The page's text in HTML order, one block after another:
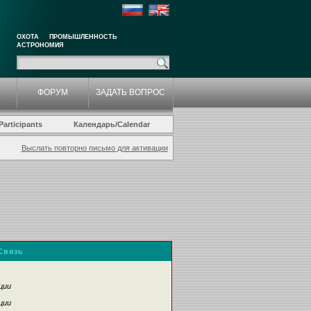
ОХОТА
ПРОМЫШЛЕННОСТЬ
АСТРОНОМИЯ
ФОРУМ ЗАДАТЬ ВОПРОС
Календарь/Calendar
Выслать повторно письмо для активации